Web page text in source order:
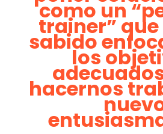
como un
trainer”
sabido
los
hacernos